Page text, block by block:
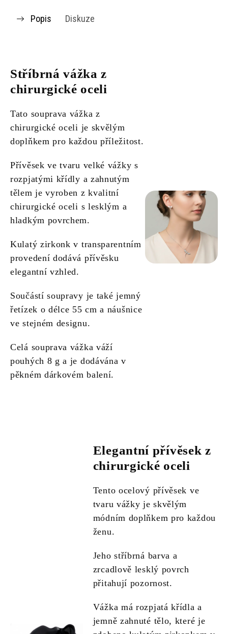
Popis Diskuze
Stříbrná vážka z
chirurgické oceli
Tato souprava vážka z
chirurgické oceli je skvělým
doplňkem pro každou příležitost.
Přívěsek ve tvaru velké vážky s
rozpjatými křídly a zahnutým
tělem je vyroben z kvalitní
chirurgické oceli s lesklým a
hladkým povrchem.
Kulatý zirkonk v transparentním
provedení dodává přívěsku
elegantní vzhled.
Součástí soupravy je také jemný
řetízek o délce 55 cm a náušnice
ve stejném designu.
Celá souprava vážka váží
pouhých 8 g a je dodávána v
pěkném dárkovém balení.
Elegantní přívěsek z
chirurgické oceli
Tento ocelový přívěsek ve
tvaru vážky je skvělým
módním doplňkem pro každou
ženu.
Jeho stříbrná barva a
zrcadlově lesklý povrch
přitahují pozornost.
Vážka má rozpjatá křídla a
jemně zahnuté tělo, které je